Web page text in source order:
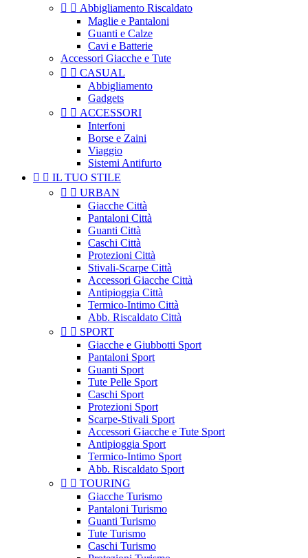
  Abbigliamento Riscaldato
Maglie e Pantaloni
Guanti e Calze
Cavi e Batterie
Accessori Giacche e Tute
  CASUAL
Abbigliamento
Gadgets
  ACCESSORI
Interfoni
Borse e Zaini
Viaggio
Sistemi Antifurto
  IL TUO STILE
  URBAN
Giacche Città
Pantaloni Città
Guanti Città
Caschi Città
Protezioni Città
Stivali-Scarpe Città
Accessori Giacche Città
Antipioggia Città
Termico-Intimo Città
Abb. Riscaldato Città
  SPORT
Giacche e Giubbotti Sport
Pantaloni Sport
Guanti Sport
Tute Pelle Sport
Caschi Sport
Protezioni Sport
Scarpe-Stivali Sport
Accessori Giacche e Tute Sport
Antipioggia Sport
Termico-Intimo Sport
Abb. Riscaldato Sport
  TOURING
Giacche Turismo
Pantaloni Turismo
Guanti Turismo
Tute Turismo
Caschi Turismo